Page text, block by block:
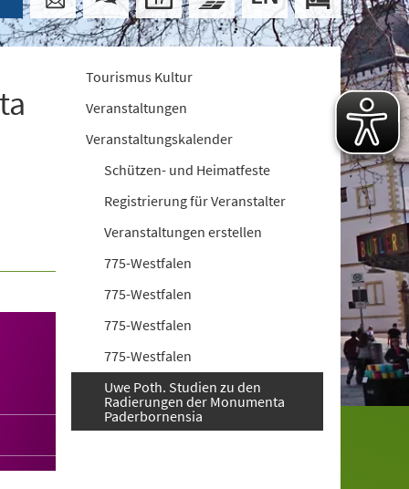
Tourismus Kultur
Veranstaltungen
Veranstaltungskalender
Schützen- und Heimatfeste
Registrierung für Veranstalter
Veranstaltungen erstellen
775-Westfalen
775-Westfalen
775-Westfalen
775-Westfalen
Uwe Poth. Studien zu den
Radierungen der Monumenta
Paderbornensia